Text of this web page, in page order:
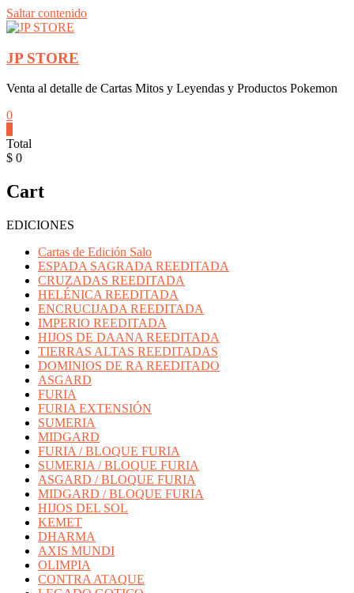
Saltar contenido
JP STORE
Venta al detalle de Cartas Mitos y Leyendas y Productos Pokemon
0
Total
$ 0
Cart
EDICIONES
Cartas de Edición Salo
ESPADA SAGRADA REEDITADA
CRUZADAS REEDITADA
HELÉNICA REEDITADA
ENCRUCIJADA REEDITADA
IMPERIO REEDITADA
HIJOS DE DAANA REEDITADA
TIERRAS ALTAS REEDITADAS
DOMINIOS DE RA REEDITADO
ASGARD
FURIA
FURIA EXTENSIÓN
SUMERIA
MIDGARD
FURIA / BLOQUE FURIA
SUMERIA / BLOQUE FURIA
ASGARD / BLOQUE FURIA
MIDGARD / BLOQUE FURIA
HIJOS DEL SOL
KEMET
DHARMA
AXIS MUNDI
OLIMPIA
CONTRA ATAQUE